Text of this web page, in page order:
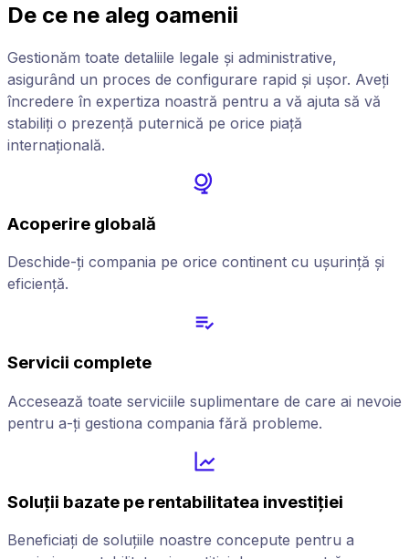
De ce ne aleg oamenii
Gestionăm toate detaliile legale și administrative,
asigurând un proces de configurare rapid și ușor. Aveți
încredere în expertiza noastră pentru a vă ajuta să vă
stabiliți o prezență puternică pe orice piață
internațională.
Acoperire globală
Deschide-ți compania pe orice continent cu ușurință și
eficiență.
Servicii complete
Accesează toate serviciile suplimentare de care ai nevoie
pentru a-ți gestiona compania fără probleme.
Soluții bazate pe rentabilitatea investiției
Beneficiați de soluțiile noastre concepute pentru a